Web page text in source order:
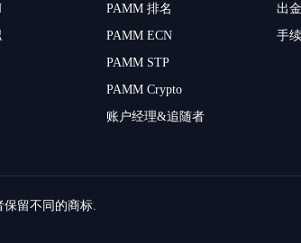
PAMM 排名
PAMM ECN
PAMM STP
PAMM Crypto
账户经理&追随者
出金
手
保留不同的商标.